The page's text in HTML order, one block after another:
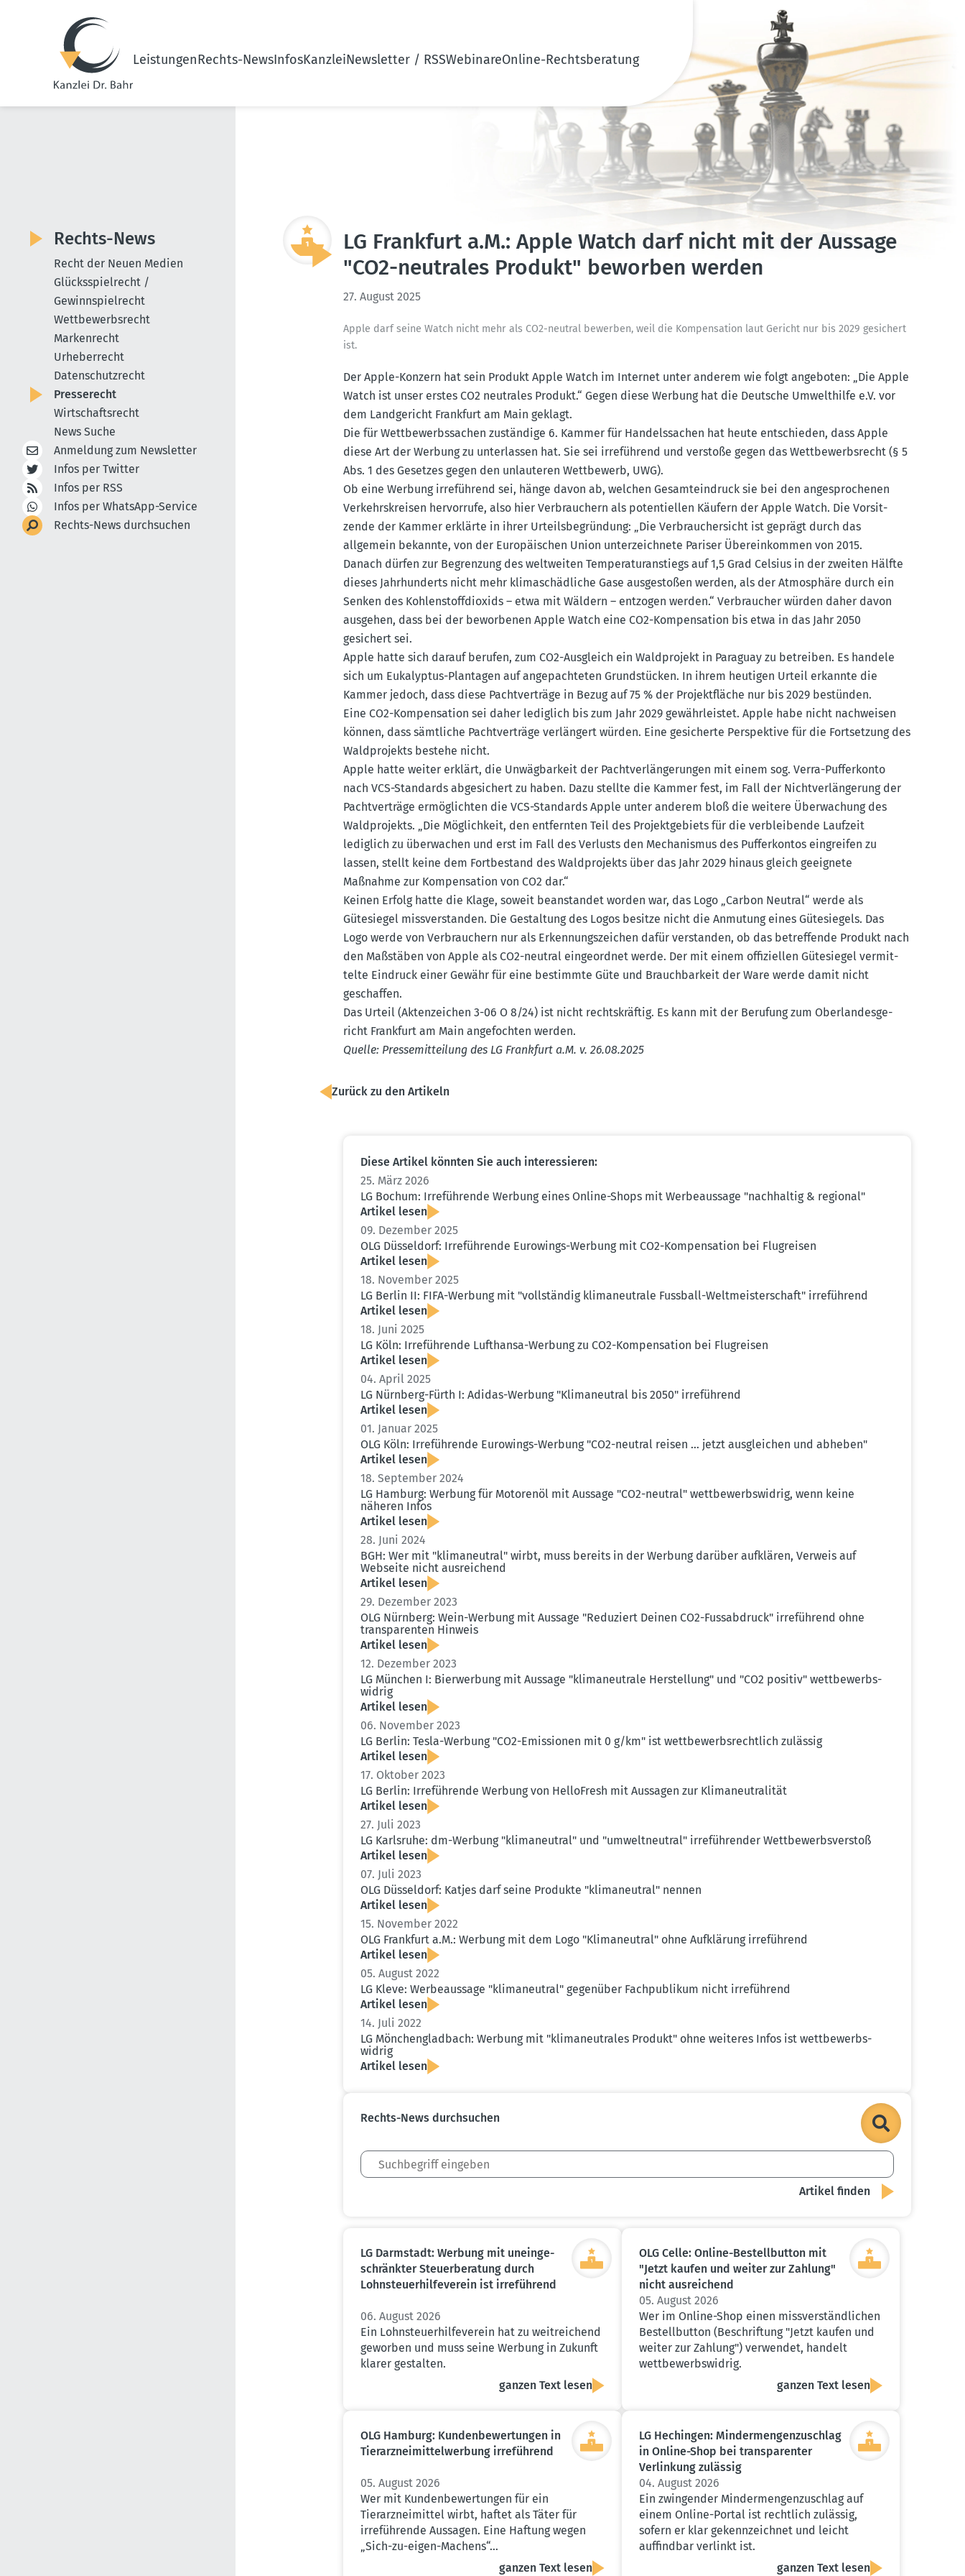
LeistungenRechts-NewsInfosKanzleiNewsletter / RSSWebinareOnline-Rechtsberatung
LG Frankfurt a.M.: Apple Watch darf nicht mit der Aussage
"CO2-neutrales Produkt" beworben werden
27. August 2025
Apple darf seine Watch nicht mehr als CO2-neutral bewerben, weil die Kompen­sation laut Gericht nur bis 2029 gesichert
ist.
Der Apple-Konzern hat sein Produkt Apple Watch im Internet unter anderem wie folgt angeboten: „Die Apple
Watch ist unser erstes CO2 neutrales Produkt.“ Gegen diese Werbung hat die Deutsche Umwelt­hilfe e.V. vor
dem Landge­richt Frankfurt am Main geklagt.
Die für Wettbe­werbs­sachen zuständige 6. Kammer für Handels­sachen hat heute entschieden, dass Apple
diese Art der Werbung zu unter­lassen hat. Sie sei irreführend und verstoße gegen das Wettbe­werbs­recht (§ 5
Abs. 1 des Gesetzes gegen den unlau­teren Wettbewerb, UWG).
Ob eine Werbung irreführend sei, hänge davon ab, welchen Gesamt­ein­druck sie bei den angespro­chenen
Verkehrs­kreisen hervorrufe, also hier Verbrau­chern als poten­ti­ellen Käufern der Apple Watch. Die Vorsit­
zende der Kammer erklärte in ihrer Urteils­be­gründung: „Die Verbrau­cher­sicht ist geprägt durch das
allgemein bekannte, von der Europäi­schen Union unter­zeichnete Pariser Überein­kommen von 2015.
Danach dürfen zur Begrenzung des weltweiten Tempe­ra­tur­an­stiegs auf 1,5 Grad Celsius in der zweiten Hälfte
dieses Jahrhun­derts nicht mehr klima­schäd­liche Gase ausge­stoßen werden, als der Atmosphäre durch ein
Senken des Kohlen­stoff­di­oxids – etwa mit Wäldern – entzogen werden.“ Verbraucher würden daher davon
ausgehen, dass bei der bewor­benen Apple Watch eine CO2-Kompen­sation bis etwa in das Jahr 2050
gesichert sei.
Apple hatte sich darauf berufen, zum CO2-Ausgleich ein Waldprojekt in Paraguay zu betreiben. Es handele
sich um Eukalyptus-Plantagen auf angepach­teten Grund­stücken. In ihrem heutigen Urteil erkannte die
Kammer jedoch, dass diese Pacht­ver­träge in Bezug auf 75 % der Projekt­fläche nur bis 2029 bestünden.
Eine CO2-Kompen­sation sei daher lediglich bis zum Jahr 2029 gewähr­leistet. Apple habe nicht nachweisen
können, dass sämtliche Pacht­ver­träge verlängert würden. Eine gesicherte Perspektive für die Fortsetzung des
Waldpro­jekts bestehe nicht.
Apple hatte weiter erklärt, die Unwäg­barkeit der Pacht­ver­län­ge­rungen mit einem sog. Verra-Puffer­konto
nach VCS-Standards abgesi­chert zu haben. Dazu stellte die Kammer fest, im Fall der Nicht­ver­län­gerung der
Pacht­ver­träge ermög­lichten die VCS-Standards Apple unter anderem bloß die weitere Überwa­chung des
Waldpro­jekts. „Die Möglichkeit, den entfernten Teil des Projekt­ge­biets für die verblei­bende Laufzeit
lediglich zu überwachen und erst im Fall des Verlusts den Mecha­nismus des Puffer­kontos eingreifen zu
lassen, stellt keine dem Fortbe­stand des Waldpro­jekts über das Jahr 2029 hinaus gleich geeignete
Maßnahme zur Kompen­sation von CO2 dar.“
Keinen Erfolg hatte die Klage, soweit beanstandet worden war, das Logo „Carbon Neutral“ werde als
Gütesiegel missver­standen. Die Gestaltung des Logos besitze nicht die Anmutung eines Gütesiegels. Das
Logo werde von Verbrau­chern nur als Erken­nungs­zeichen dafür verstanden, ob das betref­fende Produkt nach
den Maßstäben von Apple als CO2-neutral einge­ordnet werde. Der mit einem offizi­ellen Gütesiegel vermit­
telte Eindruck einer Gewähr für eine bestimmte Güte und Brauch­barkeit der Ware werde damit nicht
geschaffen.
Das Urteil (Akten­zeichen 3-06 O 8/24) ist nicht rechts­kräftig. Es kann mit der Berufung zum Oberlan­des­ge­
richt Frankfurt am Main angefochten werden.
Quelle: Presse­mit­teilung des LG Frankfurt a.M. v. 26.08.2025
Zurück zu den Artikeln
Diese Artikel könnten Sie auch inter­es­sieren:
25. März 2026
LG Bochum: Irrefüh­rende Werbung eines Online-Shops mit Werbe­aussage "nachhaltig & regional"
Artikel lesen
09. Dezember 2025
OLG Düsseldorf: Irrefüh­rende Eurowings-Werbung mit CO2-Kompen­sation bei Flugreisen
Artikel lesen
18. November 2025
LG Berlin II: FIFA-Werbung mit "vollständig klima­neu­trale Fussball-Weltmeis­ter­schaft" irreführend
Artikel lesen
18. Juni 2025
LG Köln: Irrefüh­rende Lufthansa-Werbung zu CO2-Kompen­sation bei Flugreisen
Artikel lesen
04. April 2025
LG Nürnberg-Fürth I: Adidas-Werbung "Klima­neutral bis 2050" irreführend
Artikel lesen
01. Januar 2025
OLG Köln: Irrefüh­rende Eurowings-Werbung "CO2-neutral reisen … jetzt ausgleichen und abheben"
Artikel lesen
18. September 2024
LG Hamburg: Werbung für Motorenöl mit Aussage "CO2-neutral" wettbe­werbs­widrig, wenn keine
näheren Infos
Artikel lesen
28. Juni 2024
BGH: Wer mit "klima­neutral" wirbt, muss bereits in der Werbung darüber aufklären, Verweis auf
Webseite nicht ausrei­chend
Artikel lesen
29. Dezember 2023
OLG Nürnberg: Wein-Werbung mit Aussage "Reduziert Deinen CO2-Fussab­druck" irreführend ohne
trans­pa­renten Hinweis
Artikel lesen
12. Dezember 2023
LG München I: Bierwerbung mit Aussage "klima­neu­trale Herstellung" und "CO2 positiv" wettbe­werbs­
widrig
Artikel lesen
06. November 2023
LG Berlin: Tesla-Werbung "CO2-Emissionen mit 0 g/km" ist wettbe­werbs­rechtlich zulässig
Artikel lesen
17. Oktober 2023
LG Berlin: Irrefüh­rende Werbung von Hello­Fresh mit Aussagen zur Klima­neu­tra­lität
Artikel lesen
27. Juli 2023
LG Karlsruhe: dm-Werbung "klima­neutral" und "umwelt­neutral" irrefüh­render Wettbe­werbs­verstoß
Artikel lesen
07. Juli 2023
OLG Düsseldorf: Katjes darf seine Produkte "klima­neutral" nennen
Artikel lesen
15. November 2022
OLG Frankfurt a.M.: Werbung mit dem Logo "Klima­neutral" ohne Aufklärung irreführend
Artikel lesen
05. August 2022
LG Kleve: Werbe­aussage "klima­neutral" gegenüber Fachpu­blikum nicht irreführend
Artikel lesen
14. Juli 2022
LG Mönchen­gladbach: Werbung mit "klima­neu­trales Produkt" ohne weiteres Infos ist wettbe­werbs­
widrig
Artikel lesen
Rechts-News durch­suchen
LG Darmstadt: Werbung mit unein­ge­
schränkter Steuer­be­ratung durch
Lohnsteu­er­hil­fe­verein ist irreführend
06. August 2026
Ein Lohnsteuerhilfeverein hat zu weitreichend
geworben und muss seine Werbung in Zukunft
klarer gestalten.
ganzen Text lesen
OLG Celle: Online-Bestell­button mit
"Jetzt kaufen und weiter zur Zahlung"
nicht ausrei­chend
05. August 2026
Wer im Online-Shop einen missverständlichen
Bestellbutton (Beschriftung "Jetzt kaufen und
weiter zur Zahlung") verwendet, handelt
wettbewerbswidrig.
ganzen Text lesen
OLG Hamburg: Kunden­be­wer­tungen in
Tierarz­nei­mit­tel­werbung irreführend
05. August 2026
Wer mit Kundenbewertungen für ein
Tierarzneimittel wirbt, haftet als Täter für
irreführende Aussagen. Eine Haftung wegen
„Sich-zu-eigen-Machens“…
ganzen Text lesen
LG Hechingen: Minder­men­gen­zu­schlag
in Online-Shop bei trans­pa­renter
Verlinkung zulässig
04. August 2026
Ein zwingender Mindermengenzuschlag auf
einem Online-Portal ist rechtlich zulässig,
sofern er klar gekennzeichnet und leicht
auffindbar verlinkt ist.
ganzen Text lesen
Rechts-News
Recht der Neuen Medien
Glücksspielrecht /
Gewinnspielrecht
Wettbewerbsrecht
Markenrecht
Urheberrecht
Datenschutzrecht
Presserecht
Wirtschaftsrecht
News Suche
Anmeldung zum Newsletter
Infos per Twitter
Infos per RSS
Infos per WhatsApp-Service
Rechts-News durchsuchen